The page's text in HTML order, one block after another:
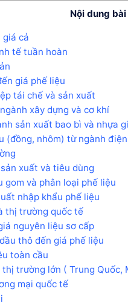
Nội dung
giá cả
tế tuần hoàn
giá phế liệu
tái chế và sản xuất
xây dựng và cơ khí
sản xuất bao bì và nhựa
(đồng, nhôm) từ ngành
xuất và tiêu dùng
gom và phân loại phế liệu
nhập khẩu phế liệu
thị trường quốc tế
nguyên liệu sơ cấp
thô đến giá phế liệu
toàn cầu
trường lớn ( Trung Quốc,
mại quốc tế